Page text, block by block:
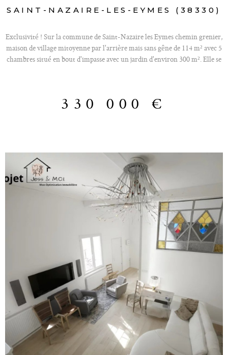
SAINT-NAZAIRE-LES-EYMES (38330)
Exclusivité ! Sur la commune de Saint-Nazaire les Eymes chemin grenier,
maison de village mitoyenne par l'arrière mais sans gêne de 114 m² avec 5
chambres situé en bout d'impasse avec un jardin d'environ 300 m². Elle se
Le 1er étage est composé d'un dégagement desservant 3 spacieuses
volets roulants électriques. Le chauffage est au gaz de ville avec une
chaudière Frisquet révisée. DPE E. Le jardin est agrémenté d'un abri en
dur avec mezzanine et four. Pas de garage mais 2 places de stationnement
extèrieures et la possibilité d'une troisième. Une opportunité à ne pas
manquer ! Votre contact : Jérôme O680911620 Les honoraires d'agence
sont à la charge du vendeur. . Votre contact : Jérôme O680911620 « Les
informations sur les risques auxquels ce bien est exposé sont disponibles
sur le site Géorisques http://www.georisques.gouv.fr »
330 000 €
VOIR LE BIEN